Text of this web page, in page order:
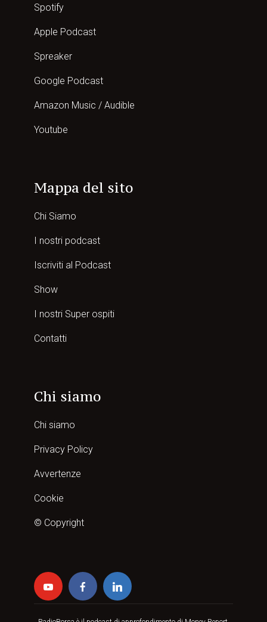
Spotify
Apple Podcast
Spreaker
Google Podcast
Amazon Music / Audible
Youtube
Mappa del sito
Chi Siamo
I nostri podcast
Iscriviti al Podcast
Show
I nostri Super ospiti
Contatti
Chi siamo
Chi siamo
Privacy Policy
Avvertenze
Cookie
© Copyright